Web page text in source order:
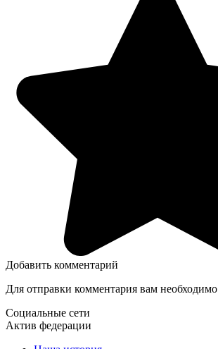
Добавить комментарий
Для отправки комментария вам необходимо
Социальные сети
Актив федерации